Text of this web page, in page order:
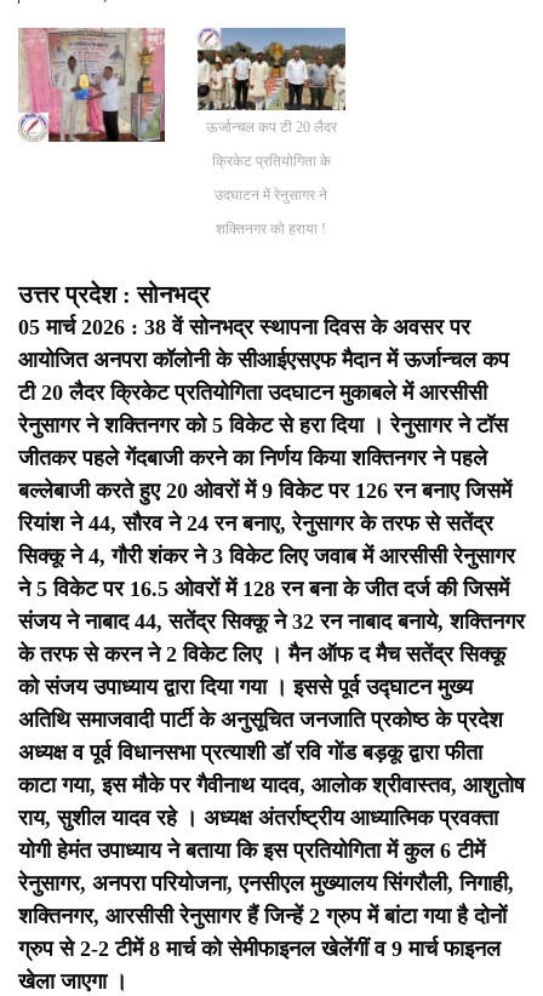
ऊर्जान्चल कप टी 20 लैदर
क्रिकेट प्रतियोगिता के
उदघाटन में रेनुसागर ने
शक्तिनगर को हराया !
उत्तर प्रदेश : सोनभद्र
05 मार्च 2026 : 38 वें सोनभद्र स्थापना दिवस के अवसर पर
आयोजित अनपरा कॉलोनी के सीआईएसएफ मैदान में ऊर्जान्चल कप
टी 20 लैदर क्रिकेट प्रतियोगिता उदघाटन मुकाबले में आरसीसी
रेनुसागर ने शक्तिनगर को 5 विकेट से हरा दिया । रेनुसागर ने टॉस
जीतकर पहले गेंदबाजी करने का निर्णय किया शक्तिनगर ने पहले
बल्लेबाजी करते हुए 20 ओवरों में 9 विकेट पर 126 रन बनाए जिसमें
रियांश ने 44, सौरव ने 24 रन बनाए, रेनुसागर के तरफ से सतेंद्र
सिक्कू ने 4, गौरी शंकर ने 3 विकेट लिए जवाब में आरसीसी रेनुसागर
ने 5 विकेट पर 16.5 ओवरों में 128 रन बना के जीत दर्ज की जिसमें
संजय ने नाबाद 44, सतेंद्र सिक्कू ने 32 रन नाबाद बनाये, शक्तिनगर
के तरफ से करन ने 2 विकेट लिए । मैन ऑफ द मैच सतेंद्र सिक्कू
को संजय उपाध्याय द्वारा दिया गया । इससे पूर्व उद्घाटन मुख्य
अतिथि समाजवादी पार्टी के अनुसूचित जनजाति प्रकोष्ठ के प्रदेश
अध्यक्ष व पूर्व विधानसभा प्रत्याशी डॉ रवि गोंड बड़कू द्वारा फीता
काटा गया, इस मौके पर गैवीनाथ यादव, आलोक श्रीवास्तव, आशुतोष
राय, सुशील यादव रहे । अध्यक्ष अंतर्राष्ट्रीय आध्यात्मिक प्रवक्ता
योगी हेमंत उपाध्याय ने बताया कि इस प्रतियोगिता में कुल 6 टीमें
रेनुसागर, अनपरा परियोजना, एनसीएल मुख्यालय सिंगरौली, निगाही,
शक्तिनगर, आरसीसी रेनुसागर हैं जिन्हें 2 ग्रुप में बांटा गया है दोनों
ग्रुप से 2-2 टीमें 8 मार्च को सेमीफाइनल खेलेंगीं व 9 मार्च फाइनल
खेला जाएगा ।